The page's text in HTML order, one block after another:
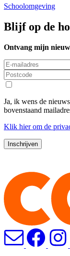
Schoolomgeving
Blijf op de
Ontvang mijn
Ja, ik wens de
bovenstaand
Klik hierom de